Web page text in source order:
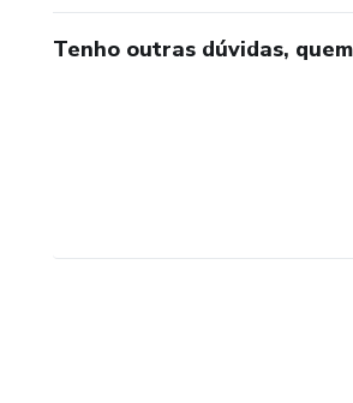
Tenho outras dúvidas,